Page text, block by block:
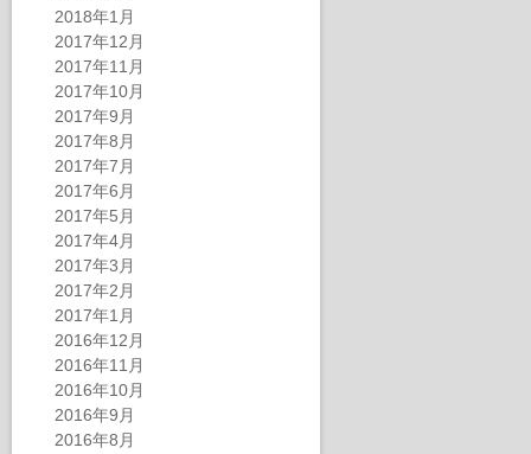
2018年1月
2017年12月
2017年11月
2017年10月
2017年9月
2017年8月
2017年7月
2017年6月
2017年5月
2017年4月
2017年3月
2017年2月
2017年1月
2016年12月
2016年11月
2016年10月
2016年9月
2016年8月